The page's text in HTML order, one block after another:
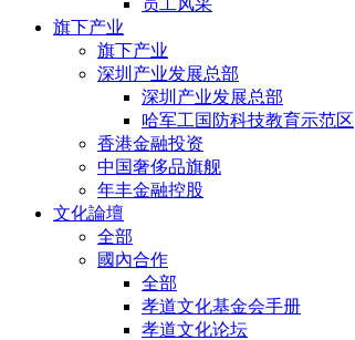
员工风采
旗下产业
旗下产业
深圳产业发展总部
深圳产业发展总部
哈军工国防科技教育示范区
香港金融投资
中国奢侈品旗舰
年丰金融控股
文化論壇
全部
國內合作
全部
孝道文化基金会手册
孝道文化论坛